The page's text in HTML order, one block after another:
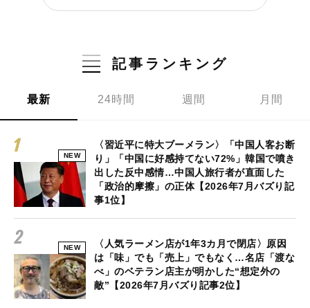
記事ランキング
最新 24時間 週間 月間
NEW
〈習近平に特大ブーメラン〉「中国人客お断
り」「中国に好感持てない72%」韓国で噴き
出した反中感情…中国人旅行者が直面した
「政治的摩擦」の正体【2026年7月バズり記
事1位】
NEW
〈人気ラーメン店が1年3カ月で閉店〉原因
は「味」でも「売上」でもなく…名店「渡な
べ」のベテラン店主が明かした“想定外の
敵”【2026年7月バズり記事2位】